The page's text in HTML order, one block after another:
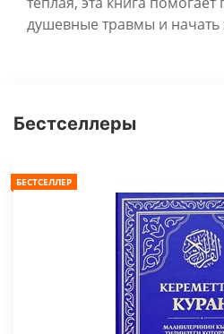
душевные травмы и начать
Бестселлеры
БЕСТСЕЛЛЕР